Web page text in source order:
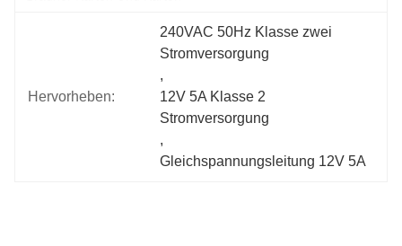
Hervorheben:
240VAC 50Hz Klasse zwei
Stromversorgung
,
12V 5A Klasse 2
Stromversorgung
,
Gleichspannungsleitung 12V 5A